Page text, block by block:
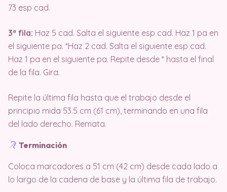
73 esp cad.
3ª fila: Haz 5 cad. Salta el siguiente esp cad. Haz 1 pa en
el siguiente pa. *Haz 2 cad. Salta el siguiente esp cad.
Haz 1 pa en el siguiente pa. Repite desde * hasta el final
de la fila. Gira.
Repite la última fila hasta que el trabajo desde el
principio mida 53.5 cm (61 cm), terminando en una fila
del lado derecho. Remata.
Terminación
Coloca marcadores a 51 cm (42 cm) desde cada lado a
lo largo de la cadena de base y la última fila de trabajo.